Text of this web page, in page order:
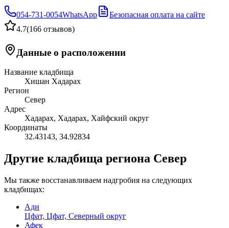
054-731-0054WhatsApp
Безопасная оплата на сайте
4.7(166 отзывов)
Данные о расположении
Название кладбища
Хишан Хадарах
Регион
Север
Адрес
Хадарах, Хадарах, Хайфский округ
Координаты
32.43143, 34.92834
Другие кладбища региона Север
Мы также восстанавливаем надгробия на следующих
кладбищах:
Ади
Цфат, Цфат, Северный округ
Афек